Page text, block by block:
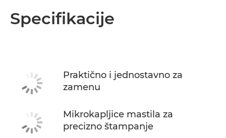
Specifikacije
Praktično i jednostavno za
zamenu
Mikrokapljice mastila za
precizno štampanje